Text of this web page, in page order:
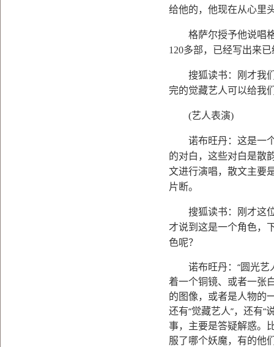
给他的，他现在从心里
格萨尔授予他说唱格
120多部，已经写出来已
搜狐读书：刚才我们
完的觉藏艺人可以给我
(艺人表演)
诺布旺丹：这是一个
的对白，这些对白是散
文进行演唱，散文主要
片断。
搜狐读书：刚才这位
才说到这是一个角色，
色呢？
诺布旺丹： “圆光艺
着一个铜镜、或者一张
的图像，或者是人物的
还有“觉藏艺人”，还有“
事，主要是答疑解惑。
服了哪个妖魔，有的他